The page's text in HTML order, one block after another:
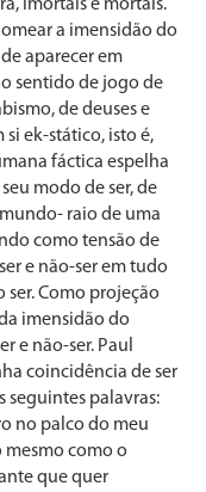
imortais e mortais.
a imensidão do
aparecer em
sentido de jogo de
de deuses e
si ek-stático, isto é,
fáctica espelha
modo de ser, de
raio de uma
como tensão de
e não-ser em tudo
ser. Como projeção
imensidão do
e não-ser. Paul
coincidência de ser
seguintes palavras:
no palco do meu
mesmo como o
que quer